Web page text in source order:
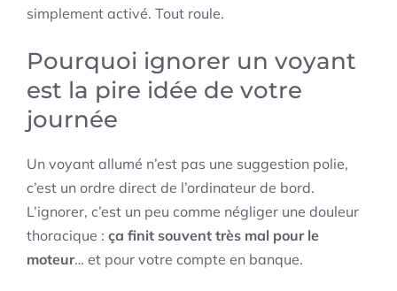
simplement activé. Tout roule.
Pourquoi ignorer un voyant
est la pire idée de votre
journée
Un voyant allumé n’est pas une suggestion polie,
c’est un ordre direct de l’ordinateur de bord.
L’ignorer, c’est un peu comme négliger une douleur
thoracique : ça finit souvent très mal pour le
moteur… et pour votre compte en banque.